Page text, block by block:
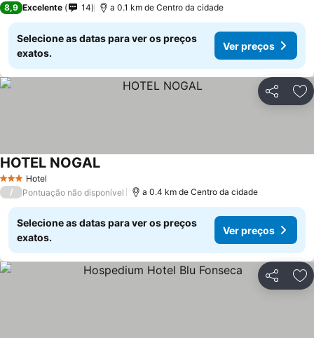
8,9 Excelente 14 a 0.1 km de Centro da cidade
Selecione as datas para ver os preços
exatos.
Ver preços
Partilhar
3 EstrelasHotel
HOTEL NOGAL
/ Pontuação não disponível a 0.4 km de Centro da cidade
Selecione as datas para ver os preços
exatos.
Ver preços
Partilhar